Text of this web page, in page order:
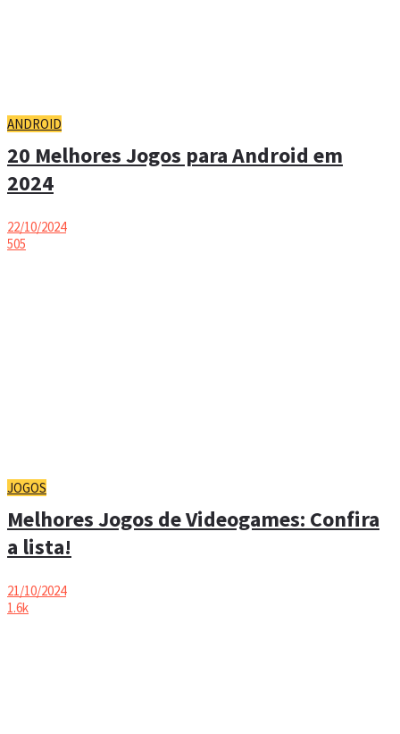
ANDROID
20 Melhores Jogos para Android em
2024
22/10/2024
505
JOGOS
Melhores Jogos de Videogames: Confira
a lista!
21/10/2024
1.6k